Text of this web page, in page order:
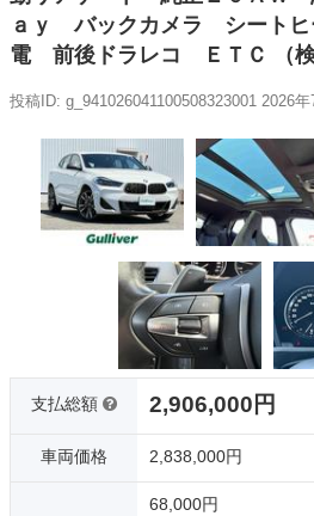
ａｙ バックカメラ シート
電 前後ドラレコ ＥＴＣ （検
投稿ID: g_941026041100508323001 2026
支払総額 2,906,000円
車両価格 2,838,000円
68,000円